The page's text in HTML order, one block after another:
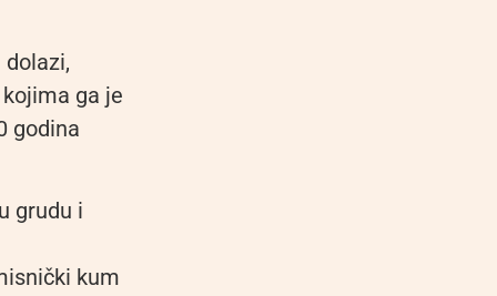
ga je
godina
grudu i
kum